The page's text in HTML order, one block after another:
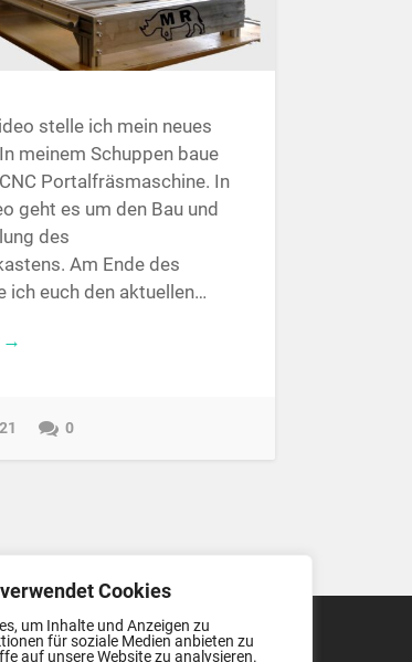
Cookies
um Inhalte und Anzeigen zu
für soziale Medien anbieten zu
auf unsere Website zu analysieren.
stelle ich mein neues
meinem Schuppen baue
Portalfräsmaschine. In
geht es um den Bau und
des
Am Ende des
ich euch den aktuellen…
→
0